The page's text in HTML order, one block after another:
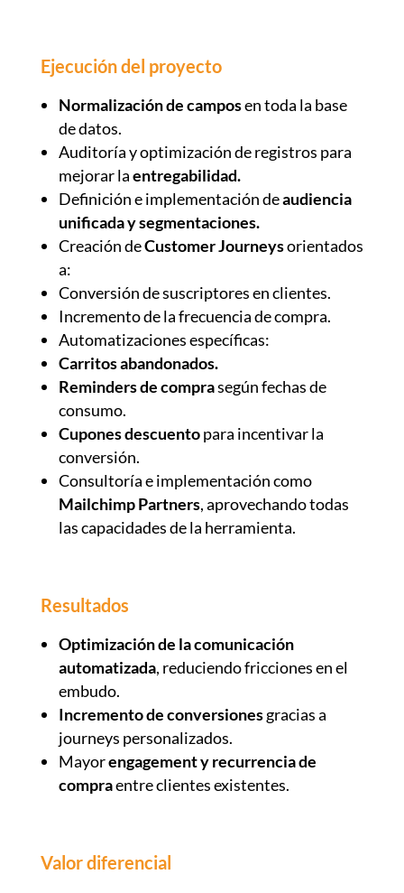
Ejecución del proyecto
Normalización de camposen toda la base
de datos.
Auditoría y optimización de registros para
mejorar laentregabilidad.
Definición e implementación deaudiencia
unificada y segmentaciones.
Creación deCustomer Journeysorientados
a:
Conversión de suscriptores en clientes.
Incremento de la frecuencia de compra.
Automatizaciones específicas:
Carritos abandonados.
Reminders de comprasegún fechas de
consumo.
Cupones descuentopara incentivar la
conversión.
Consultoría e implementación como
Mailchimp Partners, aprovechando todas
las capacidades de la herramienta.
Resultados
Optimización de la comunicación
automatizada, reduciendo fricciones en el
embudo.
Incremento de conversionesgracias a
journeys personalizados.
Mayorengagement y recurrencia de
compraentre clientes existentes.
Valor diferencial